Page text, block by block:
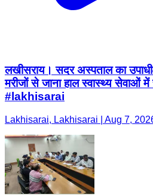
लखीसराय। सदर अस्पताल का
मरीजों से जाना हाल स्वास्थ्य सेवाओं में
#lakhisarai
Lakhisarai, Lakhisarai | Aug 7,